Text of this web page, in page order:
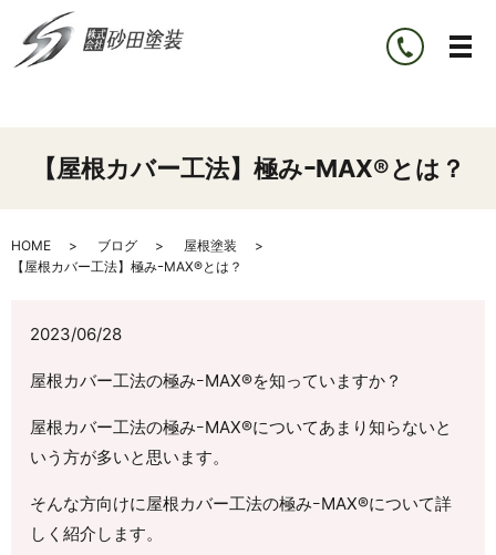
【屋根カバー工法】極みｰMAX®とは？
HOME ブログ
屋根塗装
【屋根カバー工法】極みｰMAX®とは？
2023/06/28
屋根カバー工法の極みｰMAX®を知っていますか？
屋根カバー工法の極みｰMAX®についてあまり知らないと
いう方が多いと思います。
そんな方向けに屋根カバー工法の極みｰMAX®について詳
しく紹介します。